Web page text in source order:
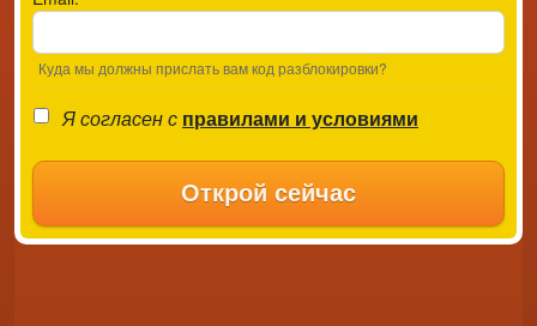
Куда мы должны прислать вам код разблокировки?
Я согласен с правилами и условиями
Открой сейчас